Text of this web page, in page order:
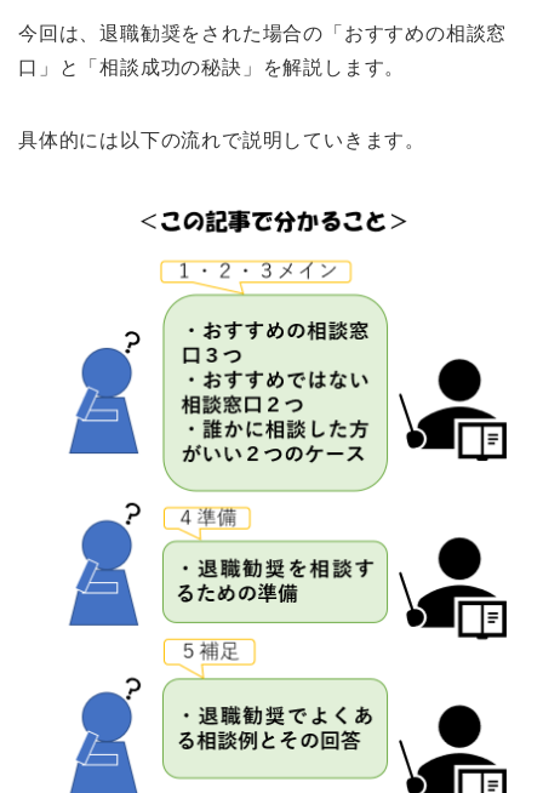
今回は、退職勧奨をされた場合の「おすすめの相談窓
口」と「相談成功の秘訣」を解説します。
具体的には以下の流れで説明していきます。